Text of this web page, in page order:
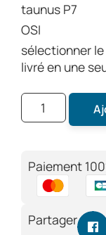
taunus P7
OSI
sélectionner
livré en une
Paiement
Partager